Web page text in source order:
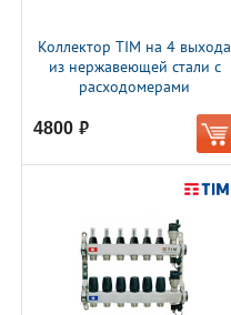
Коллектор TIM на 4 выхода
из нержавеющей стали с
расходомерами
4800 руб.